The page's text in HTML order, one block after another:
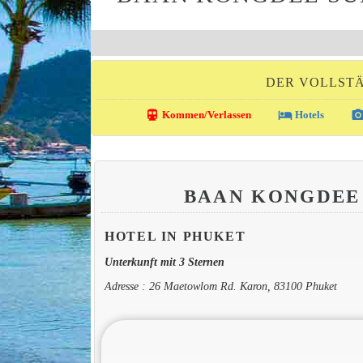
DER
directions_transit Kommen/Verlassen local_hotelHotels
BAAN
HOTEL IN PHUKET
Unterkunft mit 3 Sternen
Adresse : 26 Maetowlom Rd. Karon, 83100 Phuket